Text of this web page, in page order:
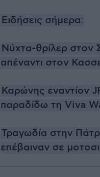
Ειδήσεις σήμερα:
Νύχτα-θρίλερ στον
απέναντι στον
Καρώνης εναντίον
παραδίδω τη Viva
Τραγωδία στην
επέβαιναν σε